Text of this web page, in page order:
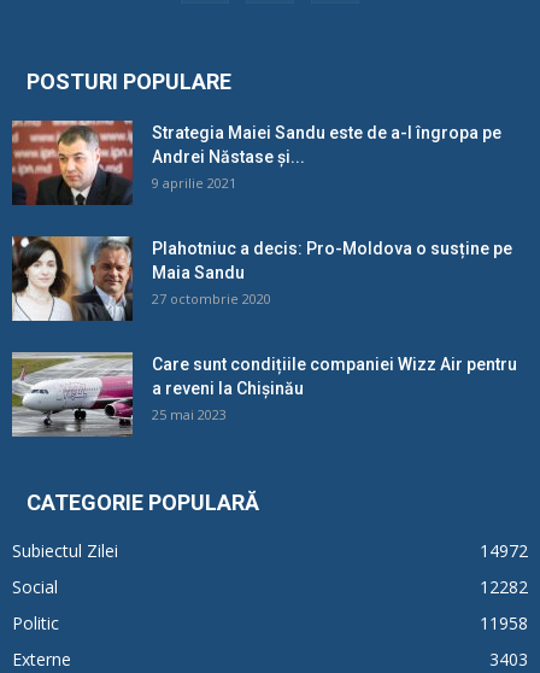
POSTURI POPULARE
Strategia Maiei Sandu este de a-l îngropa pe
Andrei Năstase și...
9 aprilie 2021
Plahotniuc a decis: Pro-Moldova o susține pe
Maia Sandu
27 octombrie 2020
Care sunt condițiile companiei Wizz Air pentru
a reveni la Chișinău
25 mai 2023
CATEGORIE POPULARĂ
Subiectul Zilei
14972
Social
12282
Politic
11958
Externe
3403